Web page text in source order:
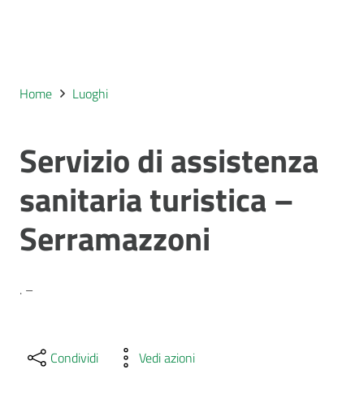
Home Luoghi
Servizio di assistenza
sanitaria turistica –
Serramazzoni
. –
Condividi Vedi azioni